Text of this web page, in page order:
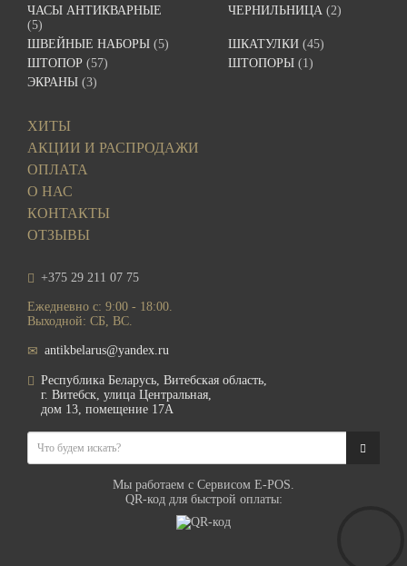
ЧАСЫ АНТИКВАРНЫЕ
(5)
ЧЕРНИЛЬНИЦА (2)
ШВЕЙНЫЕ НАБОРЫ (5) ШКАТУЛКИ (45)
ШТОПОР (57) ШТОПОРЫ (1)
ЭКРАНЫ (3)
ХИТЫ
АКЦИИ И РАСПРОДАЖИ
ОПЛАТА
О НАС
КОНТАКТЫ
ОТЗЫВЫ
+375 29 211 07 75
Ежедневно с: 9:00 - 18:00.
Выходной: СБ, ВС.
antikbelarus@yandex.ru
Республика Беларусь, Витебская область,
г. Витебск, улица Центральная,
дом 13, помещение 17А
Мы работаем с Сервисом E-POS.
QR-код для быстрой оплаты: